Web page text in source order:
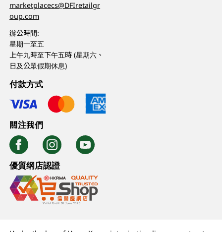
marketplacecs@DFIretailgr
oup.com
辦公時間:
星期一至五
上午九時至下午五時 (星期六、
日及公眾假期休息)
付款方式
關注我們
優質纲店認證